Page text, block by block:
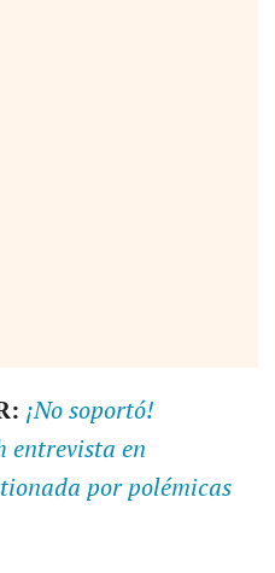
¡No soportó!
entrevista en
por polémicas